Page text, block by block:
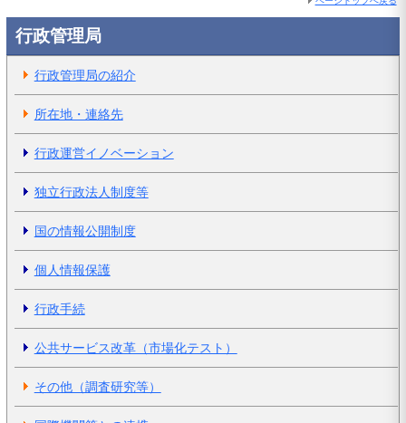
行政管理局
行政管理局の紹介
所在地・連絡先
行政運営イノベーション
独立行政法人制度等
国の情報公開制度
個人情報保護
行政手続
公共サービス改革（市場化テスト）
その他（調査研究等）